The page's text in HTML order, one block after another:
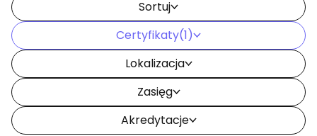
Sortuj
Certyfikaty(1)
Lokalizacja
Zasięg
Akredytacje